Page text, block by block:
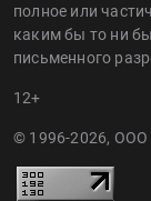
полное или
каким бы то ни
письменного
12+
© 1996-2026, ООО